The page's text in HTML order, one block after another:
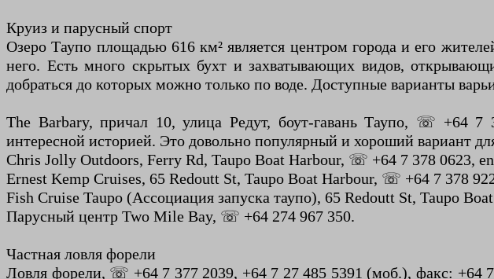
Круиз и парусный спорт
Озеро Таупо площадью 616 км² является центром города и его
него. Есть много скрытых бухт и захватывающих видов,
добраться до которых можно только по воде. Доступные варианты
The Barbary, причал 10, улица Редут, боут-гавань Таупо, ☏ +64
интересной историей. Это довольно популярный и хороший вариант
Chris Jolly Outdoors, Ferry Rd, Taupo Boat Harbour, ☏ +64 7 378 0623,
Ernest Kemp Cruises, 65 Redoutt St, Taupo Boat Harbour, ☏ +64 7 378
Fish Cruise Taupo (Ассоциация запуска таупо), 65 Redoutt St, Taupo
Парусный центр Two Mile Bay, ☏ +64 274 967 350.
Частная ловля форели
Ловля форели, ☏ +64 7 377 2039, +64 7 27 485 5391 (моб.), факс: +64